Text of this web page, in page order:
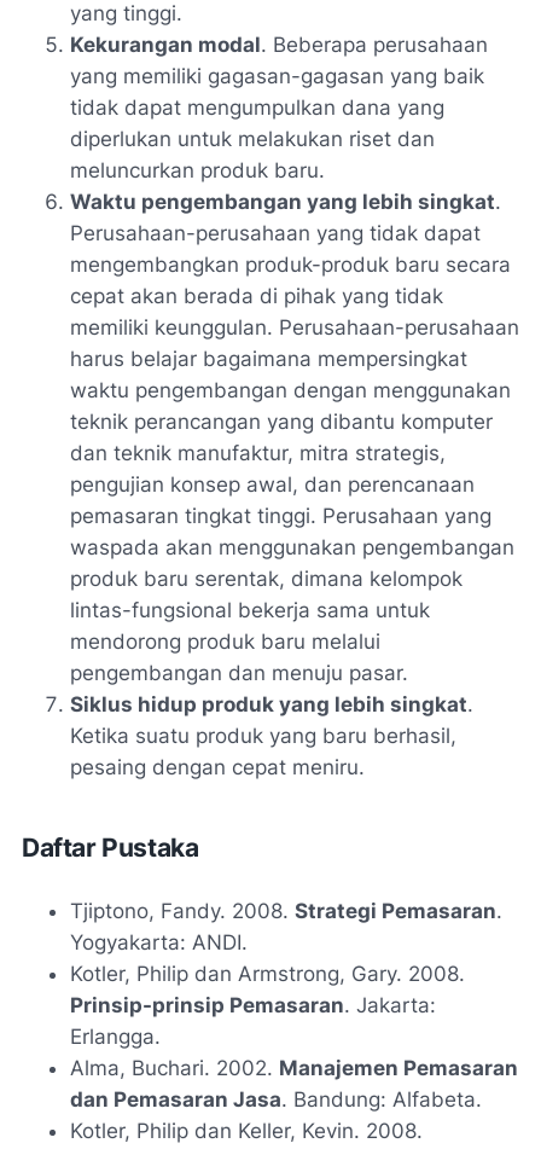
yang tinggi.
Kekurangan modal. Beberapa perusahaan
yang memiliki gagasan-gagasan yang baik
tidak dapat mengumpulkan dana yang
diperlukan untuk melakukan riset dan
meluncurkan produk baru.
Waktu pengembangan yang lebih singkat.
Perusahaan-perusahaan yang tidak dapat
mengembangkan produk-produk baru secara
cepat akan berada di pihak yang tidak
memiliki keunggulan. Perusahaan-perusahaan
harus belajar bagaimana mempersingkat
waktu pengembangan dengan menggunakan
teknik perancangan yang dibantu komputer
dan teknik manufaktur, mitra strategis,
pengujian konsep awal, dan perencanaan
pemasaran tingkat tinggi. Perusahaan yang
waspada akan menggunakan pengembangan
produk baru serentak, dimana kelompok
lintas-fungsional bekerja sama untuk
mendorong produk baru melalui
pengembangan dan menuju pasar.
Siklus hidup produk yang lebih singkat.
Ketika suatu produk yang baru berhasil,
pesaing dengan cepat meniru.
Daftar Pustaka
Tjiptono, Fandy. 2008. Strategi Pemasaran.
Yogyakarta: ANDI.
Kotler, Philip dan Armstrong, Gary. 2008.
Prinsip-prinsip Pemasaran. Jakarta:
Erlangga.
Alma, Buchari. 2002. Manajemen Pemasaran
dan Pemasaran Jasa. Bandung: Alfabeta.
Kotler, Philip dan Keller, Kevin. 2008.